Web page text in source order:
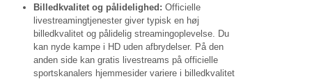
Billedkvalitet og pålidelighed: Officielle
livestreamingtjenester giver typisk en høj
billedkvalitet og pålidelig streamingoplevelse. Du
kan nyde kampe i HD uden afbrydelser. På den
anden side kan gratis livestreams på officielle
sportskanalers hjemmesider variere i billedkvalitet